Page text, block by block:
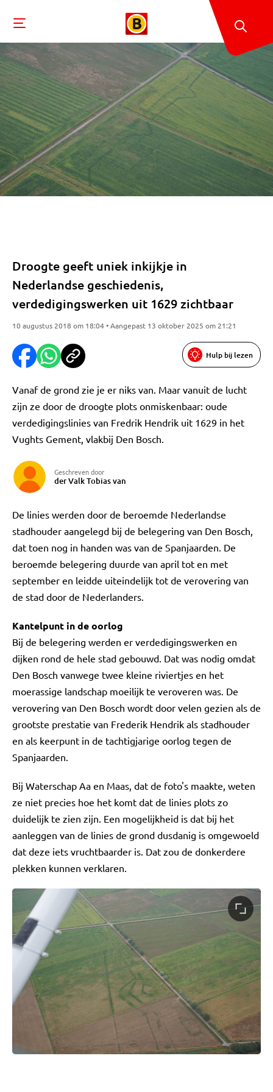
Droogte geeft uniek inkijkje in
Nederlandse geschiedenis,
verdedigingswerken uit 1629 zichtbaar
10 augustus 2018 om 18:04 • Aangepast 13 oktober 2025 om 21:21
Hulp bij lezen
Vanaf de grond zie je er niks van. Maar vanuit de lucht
zijn ze door de droogte plots onmiskenbaar: oude
verdedigingslinies van Fredrik Hendrik uit 1629 in het
Vughts Gement, vlakbij Den Bosch.
Geschreven door
der Valk Tobias van
De linies werden door de beroemde Nederlandse
stadhouder aangelegd bij de belegering van Den Bosch,
dat toen nog in handen was van de Spanjaarden. De
beroemde belegering duurde van april tot en met
september en leidde uiteindelijk tot de verovering van
de stad door de Nederlanders.
Kantelpunt in de oorlog
Bij de belegering werden er verdedigingswerken en
dijken rond de hele stad gebouwd. Dat was nodig omdat
Den Bosch vanwege twee kleine riviertjes en het
moerassige landschap moeilijk te veroveren was. De
verovering van Den Bosch wordt door velen gezien als de
grootste prestatie van Frederik Hendrik als stadhouder
en als keerpunt in de tachtigjarige oorlog tegen de
Spanjaarden.
Bij Waterschap Aa en Maas, dat de foto's maakte, weten
ze niet precies hoe het komt dat de linies plots zo
duidelijk te zien zijn. Een mogelijkheid is dat bij het
aanleggen van de linies de grond dusdanig is omgewoeld
dat deze iets vruchtbaarder is. Dat zou de donkerdere
plekken kunnen verklaren.